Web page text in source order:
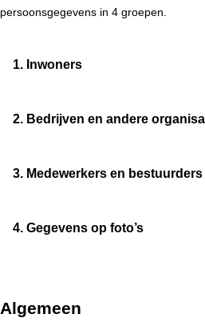
persoonsgegevens in 4 groepen.
1. Inwoners
2. Bedrijven en andere
3. Medewerkers en
4. Gegevens op foto’s
Algemeen